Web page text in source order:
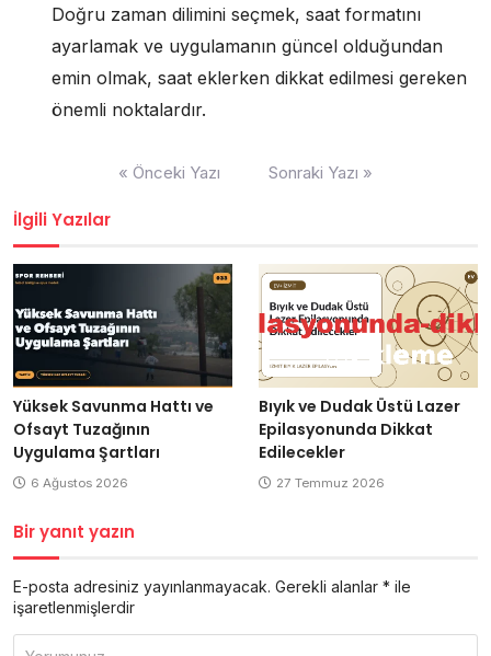
Doğru zaman dilimini seçmek, saat formatını
ayarlamak ve uygulamanın güncel olduğundan
emin olmak, saat eklerken dikkat edilmesi gereken
önemli noktalardır.
« Önceki Yazı Sonraki Yazı »
İlgili Yazılar
Yüksek Savunma Hattı ve
Ofsayt Tuzağının
Uygulama Şartları
6 Ağustos 2026
Bıyık ve Dudak Üstü Lazer
Epilasyonunda Dikkat
Edilecekler
27 Temmuz 2026
Bir yanıt yazın
E-posta adresiniz yayınlanmayacak. Gerekli alanlar * ile
işaretlenmişlerdir